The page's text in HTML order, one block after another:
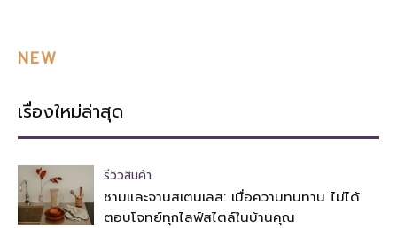
NEW
เรื่องใหม่ล่าสุด
รีวิวสินค้า
ชามและจานสเตนเลส: เมื่อความทนทาน ไม่ได้
ตอบโจทย์ทุกไลฟ์สไตล์ในบ้านคุณ